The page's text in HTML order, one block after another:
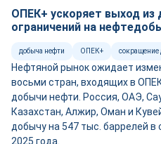
ОПЕК+ ускоряет выход из
ограничений на
добыча нефти ОПЕК+ сокращение
Нефтяной рынок ожидает
восьми стран, входящих в
добычи нефти. Россия, ОАЭ,
Казахстан, Алжир, Оман и
добычу на 547 тыс. баррелей в
2025 года.